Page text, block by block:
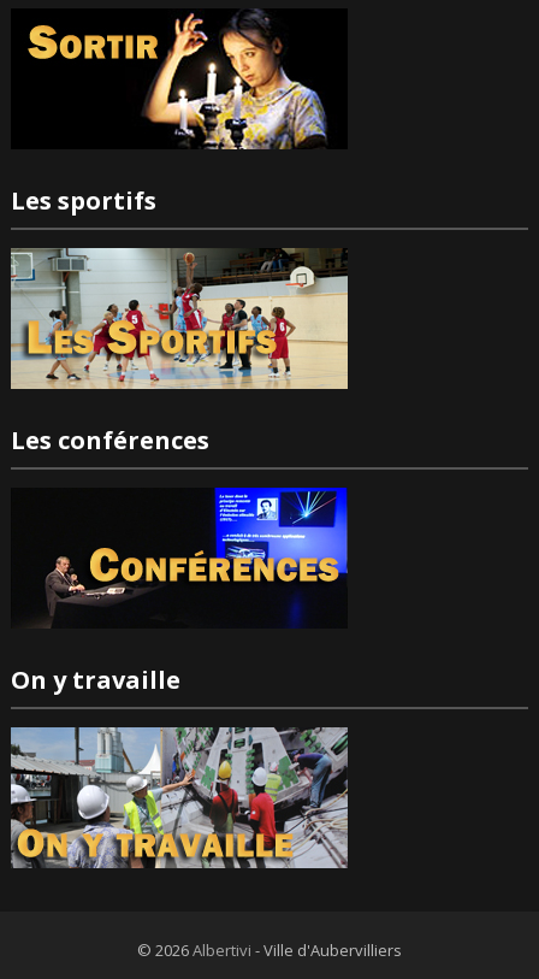
Les sportifs
Les conférences
On y travaille
© 2026Albertivi - Ville d'Aubervilliers